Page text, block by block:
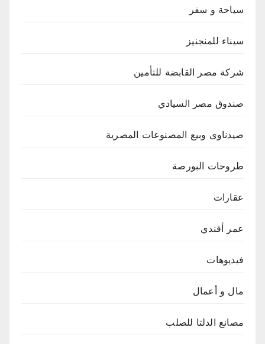
سياحة و سفر
سيناء للمنجنيز
شركة مصر القابضة للتأمين
صندوق مصر السيادي
صيدناوى وبيع المصنوعات المصرية
طروحات البورصة
عقارات
عمر أفندي
فيديوهات
مال و أعمال
مصانع الدلتا للصلب